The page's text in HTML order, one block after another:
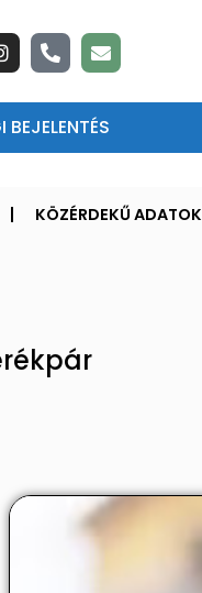
KÖZÉRDEKŰ ADATOK